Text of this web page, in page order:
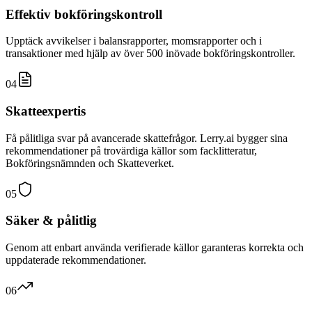
Effektiv bokföringskontroll
Upptäck avvikelser i balansrapporter, momsrapporter och i
transaktioner med hjälp av över 500 inövade bokföringskontroller.
04
Skatteexpertis
Få pålitliga svar på avancerade skattefrågor. Lerry.ai bygger sina
rekommendationer på trovärdiga källor som facklitteratur,
Bokföringsnämnden och Skatteverket.
05
Säker & pålitlig
Genom att enbart använda verifierade källor garanteras korrekta och
uppdaterade rekommendationer.
06